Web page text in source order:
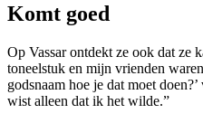
Komt goed
Op Vassar ontdekt ze ook dat ze
toneelstuk en mijn vrienden
godsnaam hoe je dat moet
wist alleen dat ik het wilde.”